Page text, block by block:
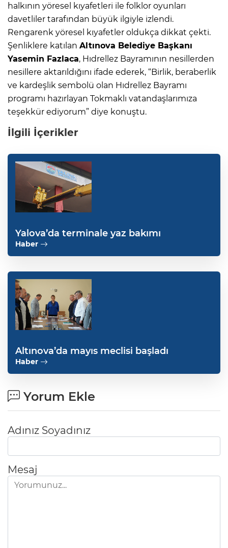
halkının yöresel kıyafetleri ile folklor oyunları
davetliler tarafından büyük ilgiyle izlendi.
Rengarenk yöresel kıyafetler oldukça dikkat çekti.
Şenliklere katılan Altınova Belediye Başkanı
Yasemin Fazlaca, Hıdrellez Bayramının nesillerden
nesillere aktarıldığını ifade ederek, “Birlik, beraberlik
ve kardeşlik sembolü olan Hıdrellez Bayramı
programı hazırlayan Tokmaklı vatandaşlarımıza
teşekkür ediyorum” diye konuştu.
İlgili İçerikler
Yalova’da terminale yaz bakımı
Haber
Altınova’da mayıs meclisi başladı
Haber
Yorum Ekle
Adınız Soyadınız
Mesaj